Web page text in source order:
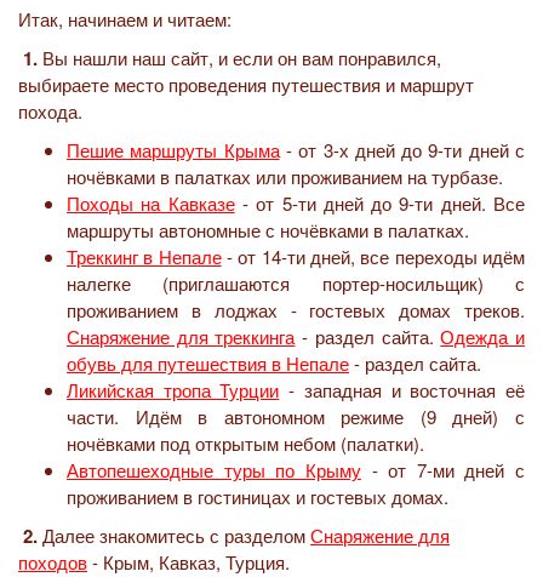
Итак, начинаем и читаем:
1. Вы нашли наш сайт, и если он вам понравился,
выбираете место проведения путешествия и маршрут
похода.
Пешие маршруты Крыма- от 3-х дней до 9-ти дней с
ночёвками в палатках или проживанием на турбазе.
Походы на Кавказе- от 5-ти дней до 9-ти дней. Все
маршруты автономные с ночёвками в палатках.
Треккинг в Непале- от 14-ти дней, все переходы идём
налегке (приглашаются портер-носильщик) с
проживанием в лоджах - гостевых домах треков.
Снаряжение для треккинга - раздел сайта.Одежда и
обувь для путешествия в Непале- раздел сайта.
Ликийская тропа Турции - западная и восточная её
части. Идём в автономном режиме (9 дней) с
ночёвками под открытым небом (палатки).
Автопешеходные туры по Крыму- от 7-ми дней с
проживанием в гостиницах и гостевых домах.
2.Далее знакомитесь с разделомСнаряжение для
походов- Крым, Кавказ, Турция.